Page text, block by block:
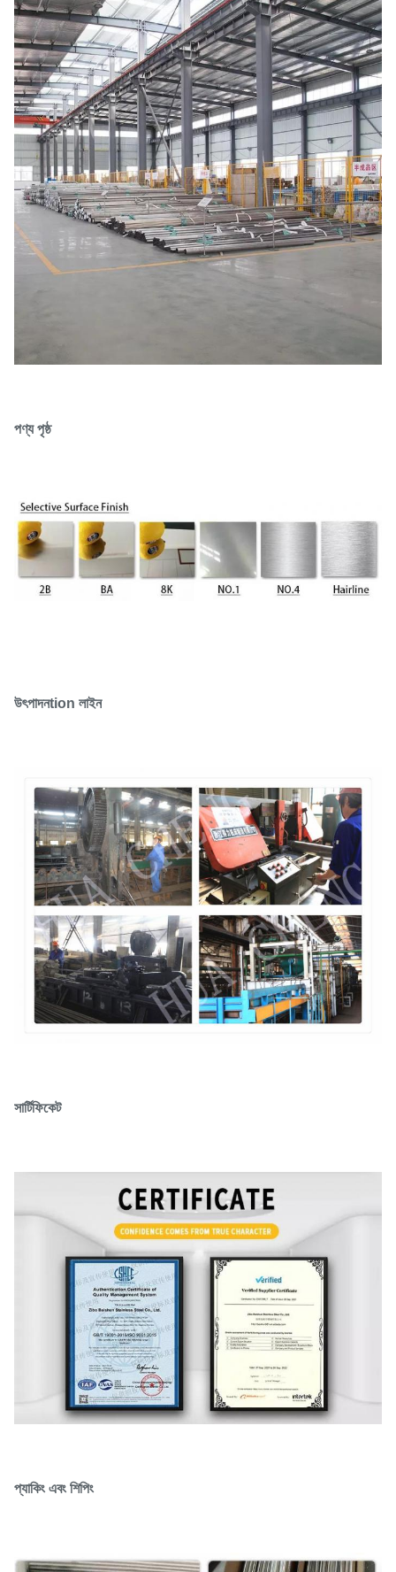
পণ্য পৃষ্ঠ
উৎপাদনtion লাইন
সার্টিফিকেট
প্যাকিং এবং শিপিং